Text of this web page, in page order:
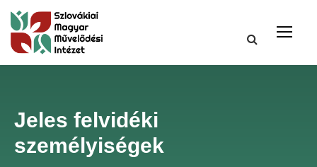
Jeles felvidéki
személyiségek